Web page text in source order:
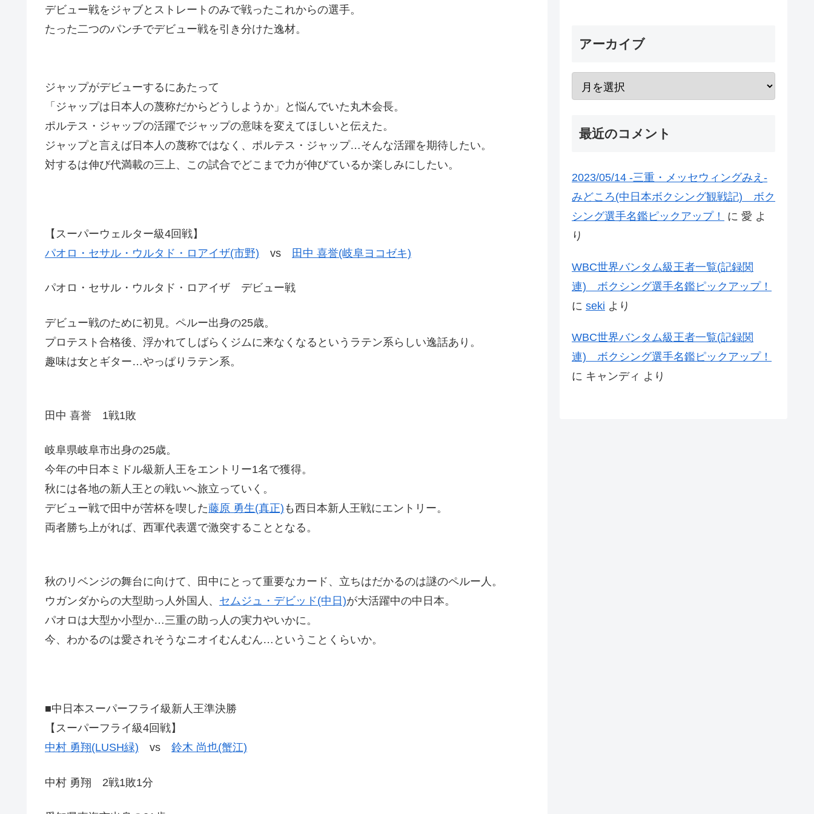
デビュー戦をジャブとストレートのみで戦ったこれからの選手。
たった二つのパンチでデビュー戦を引き分けた逸材。
ジャップがデビューするにあたって
「ジャップは日本人の蔑称だからどうしようか」と悩んでいた丸木会長。
ポルテス・ジャップの活躍でジャップの意味を変えてほしいと伝えた。
ジャップと言えば日本人の蔑称ではなく、ポルテス・ジャップ…そんな活躍を期待したい。
対するは伸び代満載の三上、この試合でどこまで力が伸びているか楽しみにしたい。
【スーパーウェルター級4回戦】
パオロ・セサル・ウルタド・ロアイザ(市野) vs 田中 喜誉(岐阜ヨコゼキ)
パオロ・セサル・ウルタド・ロアイザ デビュー戦
デビュー戦のために初見。ペルー出身の25歳。
プロテスト合格後、浮かれてしばらくジムに来なくなるというラテン系らしい逸話あり。
趣味は女とギター…やっぱりラテン系。
田中 喜誉 1戦1敗
岐阜県岐阜市出身の25歳。
今年の中日本ミドル級新人王をエントリー1名で獲得。
秋には各地の新人王との戦いへ旅立っていく。
デビュー戦で田中が苦杯を喫した藤原 勇生(真正) も西日本新人王戦にエントリー。
両者勝ち上がれば、西軍代表選で激突することとなる。
秋のリベンジの舞台に向けて、田中にとって重要なカード、立ちはだかるのは謎のペルー人。
ウガンダからの大型助っ人外国人、 セムジュ・デビッド(中日)が大活躍中の中日本。
パオロは大型か小型か…三重の助っ人の実力やいかに。
今、わかるのは愛されそうなニオイむんむん…ということくらいか。
■中日本スーパーフライ級新人王準決勝
【スーパーフライ級4回戦】
中村 勇翔(LUSH緑) vs 鈴木 尚也(蟹江)
中村 勇翔 2戦1敗1分
アーカイブ
最近のコメント
2023/05/14 -三重・メッセウィングみえ-
みどころ(中日本ボクシング観戦記) ボク
シング選手名鑑ピックアップ！
に 愛 よ
り
WBC世界バンタム級王者一覧(記録関
連) ボクシング選手名鑑ピックアップ！
に seki より
WBC世界バンタム級王者一覧(記録関
連) ボクシング選手名鑑ピックアップ！
に キャンディ より